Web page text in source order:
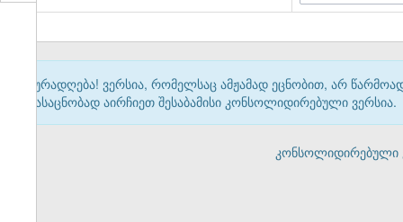
ყურადღება! ვერსია, რომელსაც ამჟამად ეცნობით, არ
გასაცნობად აირჩიეთ შესაბამისი კონსოლიდირებული ვერსია.
კონსოლიდირებული